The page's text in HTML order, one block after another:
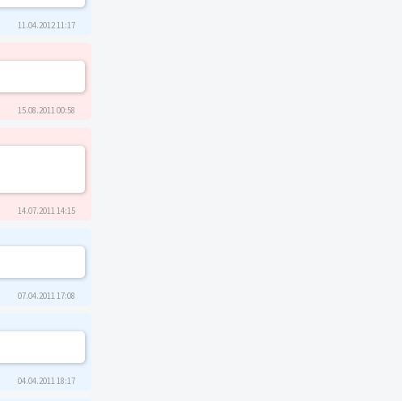
11.04.2012 11:17
15.08.2011 00:58
14.07.2011 14:15
07.04.2011 17:08
04.04.2011 18:17